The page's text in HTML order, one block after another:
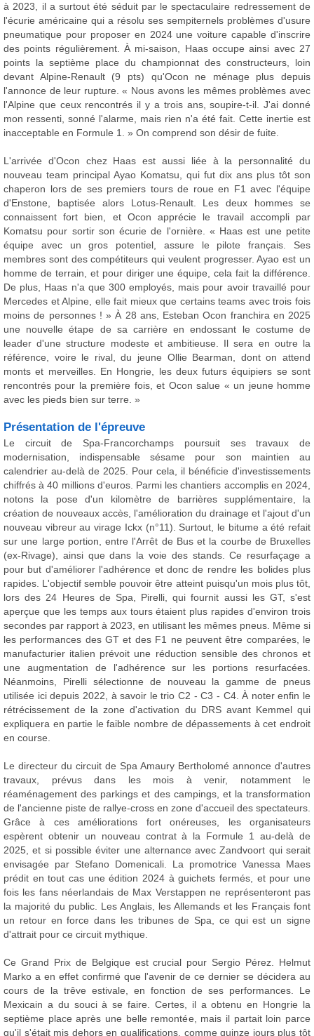
à 2023, il a surtout été séduit par le spectaculaire redressement de
l'écurie américaine qui a résolu ses sempiternels problèmes d'usure
pneumatique pour proposer en 2024 une voiture capable d'inscrire
des points régulièrement. À mi-saison, Haas occupe ainsi avec 27
points la septième place du championnat des constructeurs, loin
devant Alpine-Renault (9 pts) qu'Ocon ne ménage plus depuis
l'annonce de leur rupture. « Nous avons les mêmes problèmes avec
l'Alpine que ceux rencontrés il y a trois ans, soupire-t-il. J'ai donné
mon ressenti, sonné l'alarme, mais rien n'a été fait. Cette inertie est
inacceptable en Formule 1. » On comprend son désir de fuite.
L'arrivée d'Ocon chez Haas est aussi liée à la personnalité du
nouveau team principal Ayao Komatsu, qui fut dix ans plus tôt son
chaperon lors de ses premiers tours de roue en F1 avec l'équipe
d'Enstone, baptisée alors Lotus-Renault. Les deux hommes se
connaissent fort bien, et Ocon apprécie le travail accompli par
Komatsu pour sortir son écurie de l'ornière. « Haas est une petite
équipe avec un gros potentiel, assure le pilote français. Ses
membres sont des compétiteurs qui veulent progresser. Ayao est un
homme de terrain, et pour diriger une équipe, cela fait la différence.
De plus, Haas n'a que 300 employés, mais pour avoir travaillé pour
Mercedes et Alpine, elle fait mieux que certains teams avec trois fois
moins de personnes ! » À 28 ans, Esteban Ocon franchira en 2025
une nouvelle étape de sa carrière en endossant le costume de
leader d'une structure modeste et ambitieuse. Il sera en outre la
référence, voire le rival, du jeune Ollie Bearman, dont on attend
monts et merveilles. En Hongrie, les deux futurs équipiers se sont
rencontrés pour la première fois, et Ocon salue « un jeune homme
avec les pieds bien sur terre. »
Présentation de l'épreuve
Le circuit de Spa-Francorchamps poursuit ses travaux de
modernisation, indispensable sésame pour son maintien au
calendrier au-delà de 2025. Pour cela, il bénéficie d'investissements
chiffrés à 40 millions d'euros. Parmi les chantiers accomplis en 2024,
notons la pose d'un kilomètre de barrières supplémentaire, la
création de nouveaux accès, l'amélioration du drainage et l'ajout d'un
nouveau vibreur au virage Ickx (n°11). Surtout, le bitume a été refait
sur une large portion, entre l'Arrêt de Bus et la courbe de Bruxelles
(ex-Rivage), ainsi que dans la voie des stands. Ce resurfaçage a
pour but d'améliorer l'adhérence et donc de rendre les bolides plus
rapides. L'objectif semble pouvoir être atteint puisqu'un mois plus tôt,
lors des 24 Heures de Spa, Pirelli, qui fournit aussi les GT, s'est
aperçue que les temps aux tours étaient plus rapides d'environ trois
secondes par rapport à 2023, en utilisant les mêmes pneus. Même si
les performances des GT et des F1 ne peuvent être comparées, le
manufacturier italien prévoit une réduction sensible des chronos et
une augmentation de l'adhérence sur les portions resurfacées.
Néanmoins, Pirelli sélectionne de nouveau la gamme de pneus
utilisée ici depuis 2022, à savoir le trio C2 - C3 - C4. À noter enfin le
rétrécissement de la zone d'activation du DRS avant Kemmel qui
expliquera en partie le faible nombre de dépassements à cet endroit
en course.
Le directeur du circuit de Spa Amaury Bertholomé annonce d'autres
travaux, prévus dans les mois à venir, notamment le
réaménagement des parkings et des campings, et la transformation
de l'ancienne piste de rallye-cross en zone d'accueil des spectateurs.
Grâce à ces améliorations fort onéreuses, les organisateurs
espèrent obtenir un nouveau contrat à la Formule 1 au-delà de
2025, et si possible éviter une alternance avec Zandvoort qui serait
envisagée par Stefano Domenicali. La promotrice Vanessa Maes
prédit en tout cas une édition 2024 à guichets fermés, et pour une
fois les fans néerlandais de Max Verstappen ne représenteront pas
la majorité du public. Les Anglais, les Allemands et les Français font
un retour en force dans les tribunes de Spa, ce qui est un signe
d'attrait pour ce circuit mythique.
Ce Grand Prix de Belgique est crucial pour Sergio Pérez. Helmut
Marko a en effet confirmé que l'avenir de ce dernier se décidera au
cours de la trêve estivale, en fonction de ses performances. Le
Mexicain a du souci à se faire. Certes, il a obtenu en Hongrie la
septième place après une belle remontée, mais il partait loin parce
qu'il s'était mis dehors en qualifications, comme quinze jours plus tôt